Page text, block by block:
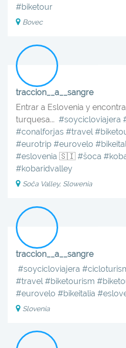
#biketour
Bovec
traccion__a__sangre
Entrar a Eslovenia y
turquesa... ‍️‍️ #soycicloviajera
#conalforjas #travel
#eurotrip #eurovelo
#eslovenia 🇸🇮 #šoca
#kobaridvalley
Soča Valley, Slowenia
traccion__a__sangre
#soycicloviajera
#travel #biketourism
#eurovelo #bikeitalia
Slovenia